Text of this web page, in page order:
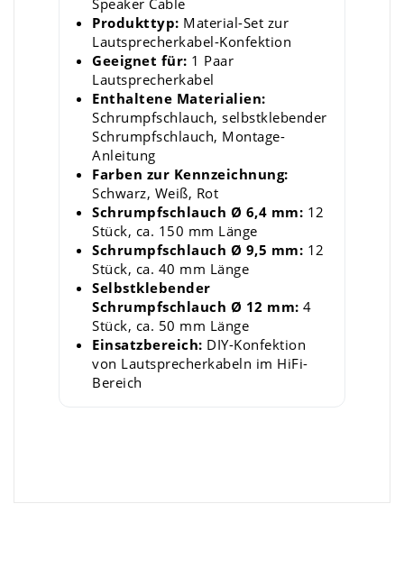
Speaker Cable
Produkttyp: Material-Set zur
Lautsprecherkabel-Konfektion
Geeignet für: 1 Paar
Lautsprecherkabel
Enthaltene Materialien:
Schrumpfschlauch, selbstklebender
Schrumpfschlauch, Montage-
Anleitung
Farben zur Kennzeichnung:
Schwarz, Weiß, Rot
Schrumpfschlauch Ø 6,4 mm: 12
Stück, ca. 150 mm Länge
Schrumpfschlauch Ø 9,5 mm: 12
Stück, ca. 40 mm Länge
Selbstklebender
Schrumpfschlauch Ø 12 mm: 4
Stück, ca. 50 mm Länge
Einsatzbereich: DIY-Konfektion
von Lautsprecherkabeln im HiFi-
Bereich